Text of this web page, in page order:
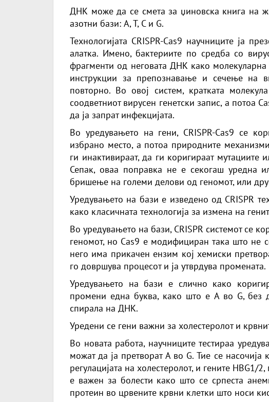
ДНК може да се смета за џиновска книга на
азотни бази: A, T, C и G.
Технологијата CRISPR-Cas9 научниците ја
алатка. Имено, бактериите по средба со
фрагменти од неговата ДНК како
инструкции за препознавање и сечење на
повторно. Во овој систем, кратката
соодветниот вирусен генетски запис, а потоа
да ја запрат инфекцијата.
Во уредувањето на гени, CRISPR-Cas9 се
избрано место, а потоа природните
ги инактивираат, да ги коригираат мутациите
Сепак, оваа поправка не е секогаш уредна
бришење на големи делови од геномот, или
Уредувањето на бази е изведено од CRISPR
како класичната технологија за измена на
Во уредувањето на бази, CRISPR системот се
геномот, но Cas9 е модифициран така што не
него има прикачен ензим кој хемиски
го довршува процесот и ја утврдува промената.
Уредувањето на бази е слично како
промени една буква, како што е A во G, без
спирала на ДНК.
Уредени се гени важни за холестеролот и
Во новата работа, научниците тестираа
можат да ја претворат A во G. Тие се насочија
регулацијата на холестеролот, и гените HBG1/
е важен за болести како што се српеста
протеин во црвените крвни клетки што носи